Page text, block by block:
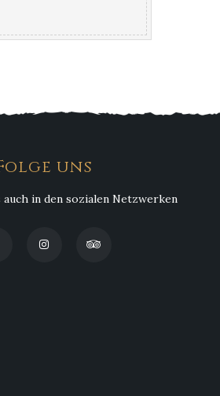
Melone mit
uns
auch in den sozialen Netzwerken